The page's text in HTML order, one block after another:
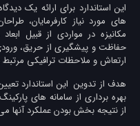
اين استاندارد برای ارائه يك
های مورد نياز كارفرمايان،
مكانيزه در مواردی از قبيل
حفاظت و پيشگيری از حريق،
ارتعاش و ملاحظات ترافيكی مرتبط
هدف از تدوين اين استاندارد
بهره بردارى از سامانه هاى
از نتيجه بخش بودن عملكرد آنها